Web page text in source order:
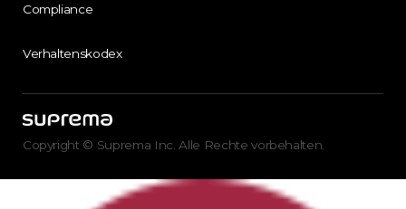
Compliance
Verhaltenskodex
Copyright © Suprema Inc. Alle Rechte vorbehalten.